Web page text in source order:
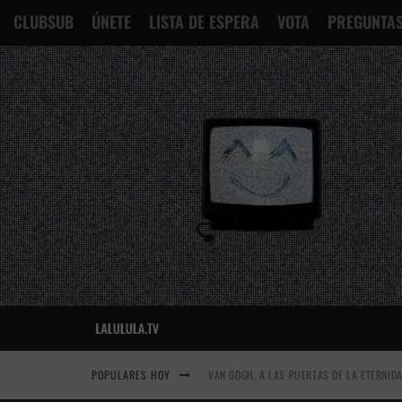
CLUBSUB ÚNETE LISTA DE ESPERA VOTA
POPULARES HOY VAN GOGH, A LAS PUERTAS DE LA